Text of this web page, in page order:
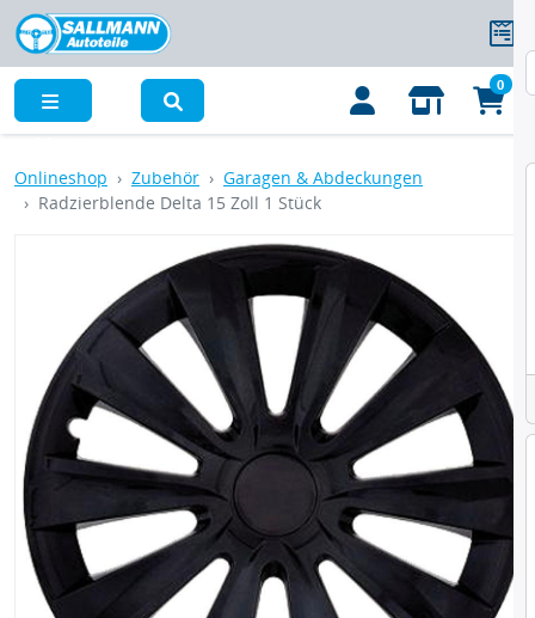
0
Onlineshop Zubehör
Garagen & Abdeckungen
Radzierblende Delta 15 Zoll 1 Stück